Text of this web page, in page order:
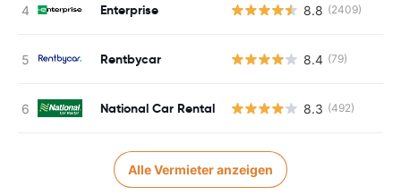
Enterprise 8.8 (2409)
Rentbycar 8.4 (79)
National Car Rental 8.3 (492)
Alle Vermieter anzeigen